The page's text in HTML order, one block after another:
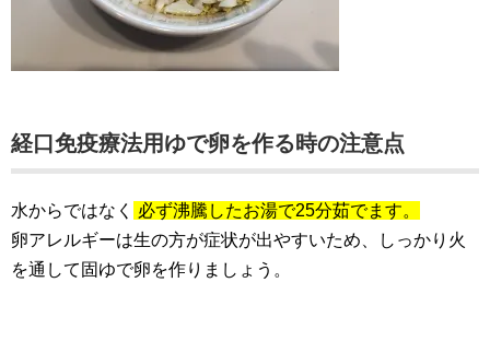
経口免疫療法用ゆで卵を作る時の注意点
水からではなく
必ず沸騰したお湯で25分茹でます。
卵アレルギーは生の方が症状が出やすいため、しっかり火
を通して固ゆで卵を作りましょう。